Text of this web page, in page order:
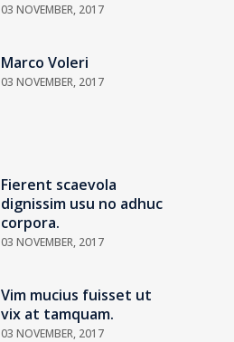
03 NOVEMBER, 2017
Marco Voleri
03 NOVEMBER, 2017
Fierent scaevola
dignissim usu no adhuc
corpora.
03 NOVEMBER, 2017
Vim mucius fuisset ut
vix at tamquam.
03 NOVEMBER, 2017